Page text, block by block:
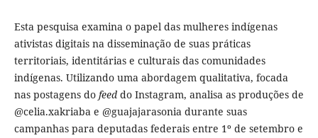
Esta pesquisa examina o papel das mulheres indígenas
ativistas digitais na disseminação de suas práticas
territoriais, identitárias e culturais das comunidades
indígenas. Utilizando uma abordagem qualitativa, focada
nas postagens do feeddo Instagram, analisa as produções de
@celia.xakriaba e @guajajarasonia durante suas
campanhas para deputadas federais entre 1º de setembro e